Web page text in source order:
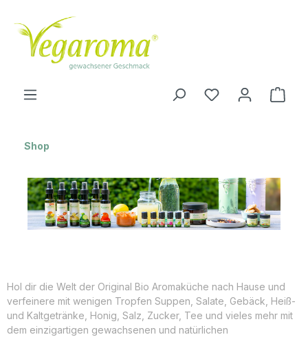
Zum Hauptinhalt springen
Shop
Hol dir die Welt der Original Bio Aromaküche nach Hause und
verfeinere mit wenigen Tropfen Suppen, Salate, Gebäck, Heiß-
und Kaltgetränke, Honig, Salz, Zucker, Tee und vieles mehr mit
dem einzigartigen gewachsenen und natürlichen